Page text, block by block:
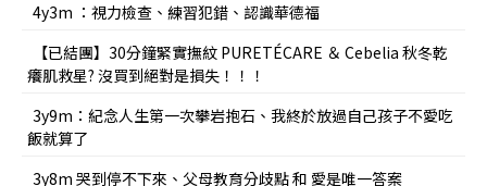
4y3m ：視力檢查、練習犯錯、認識華德福
【已結團】30分鐘緊實撫紋 PURETÉCARE ＆ Cebelia 秋冬乾
癢肌救星? 沒買到絕對是損失！！！
3y9m：紀念人生第一次攀岩抱石、我終於放過自己孩子不愛吃
飯就算了
3y8m 哭到停不下來、父母教育分歧點 和 愛是唯一答案